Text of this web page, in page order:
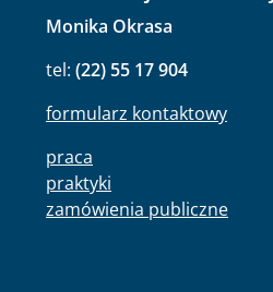
Monika Okrasa
tel: (22) 55 17 904
formularz kontaktowy
praca
praktyki
zamówienia publiczne